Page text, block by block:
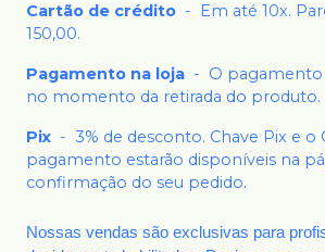
Cartão de crédito -
Em até 10x.
150,00.
Pagamento na loja - O pagamento
no momento da retirada do produto.
Pix - 3% de desconto. Chave Pix e o
pagamento estarão disponíveis na
confirmação do seu pedido.
Nossas vendas são exclusivas para